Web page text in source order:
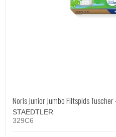
Noris Junior Jumbo Filtspids
STAEDTLER
329C6